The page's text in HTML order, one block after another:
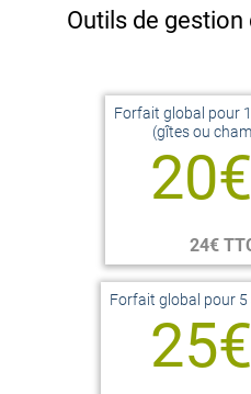
Outils de
Forfait global pour
(gîtes ou
20€
24€
Forfait global pour
25€